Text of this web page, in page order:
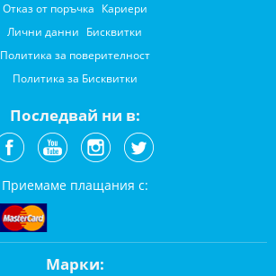
Отказ от поръчка Кариери
Лични данни Бисквитки
Политика за поверителност
Политика за Бисквитки
Последвай ни в:
Приемаме плащания с:
Марки: